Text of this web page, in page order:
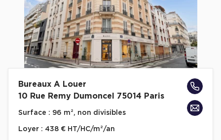
Achat de Commerces
Achat de Commerces à Nîmes
Achat de Commerces à Toulouse
Achat de Commerces à Marseille
Bureaux A Louer
10 Rue Remy Dumoncel 75014 Paris
Surface : 96 m², non divisibles
Loyer : 438 € HT/HC/m²/an